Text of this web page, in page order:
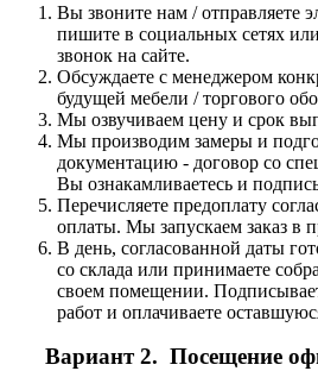
Вы звоните нам / отправляете
пишите в социальных сетях
звонок на сайте.
Обсуждаете с менеджером
будущей мебели / торгового
Мы озвучиваем цену и срок
Мы производим замеры и
документацию - договор со
Вы ознакамливаетесь и
Перечисляете предоплату
оплаты. Мы запускаем заказ в
В день, согласованной даты
со склада или принимаете
своем помещении.
работ и оплачиваете
Вариант 2. Посещение